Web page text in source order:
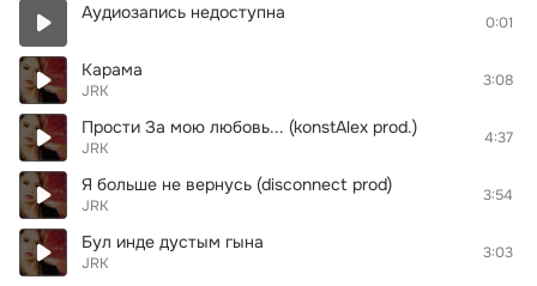
Аудиозапись недоступна 0:01
Карама
JRK
3:08
Прости За мою любовь... (konstAlex prod.)
JRK
4:37
Я больше не вернусь (disconnect prod)
JRK
3:54
Бул инде дустым гына
JRK
3:03